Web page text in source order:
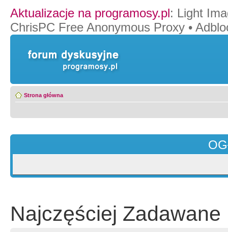
Aktualizacje na programosy.pl: Light
ChrisPC Free Anonymous Proxy •
Strona główna
Najczęściej Zadawane